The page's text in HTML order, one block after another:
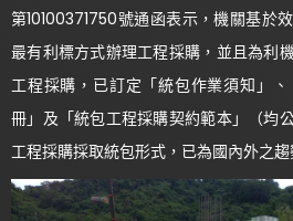
第10100371750號通函表示，機關基於
最有利標方式辦理工程採購，並且為利
工程採購，已訂定「統包作業須知」
冊」及「統包工程採購契約範本」（均
工程採購採取統包形式，已為國內外之趨